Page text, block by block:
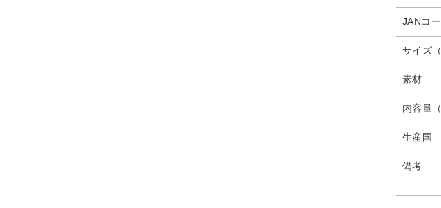
JANコ
サイズ（
素材
内容量（
生産国
備考